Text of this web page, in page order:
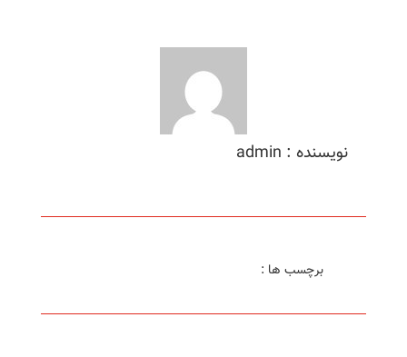
نویسنده : admin
برچسب ها :